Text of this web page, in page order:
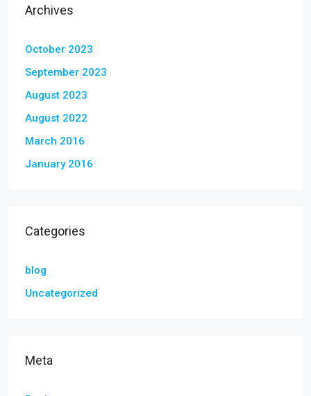
Archives
October 2023
September 2023
August 2023
August 2022
March 2016
January 2016
Categories
blog
Uncategorized
Meta